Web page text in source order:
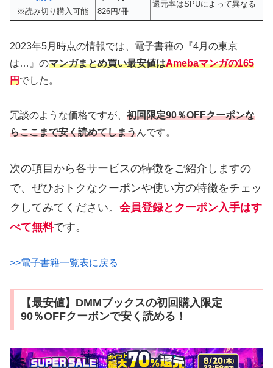
※読み切り購入可能
826円/冊
還元率はSPUによって異なる
2023年5月時点の情報では、電子書籍の『4月の東京
は…』のマンガまとめ買い最安値はAmebaマンガの165
円でした。
冗談のような価格ですが、 初回限定90％OFFクーポンな
らここまで安く読めてしまうんです。
次の項目から各サービスの特徴をご紹介しますの
で、ぜひおトクなクーポンや使い方の特徴をチェッ
クしてみてください。 会員登録とクーポン入手はす
べて無料です。
>>電子書籍一覧表に戻る
【最安値】DMMブックスの初回購入限定
90％OFFクーポンで安く読める！